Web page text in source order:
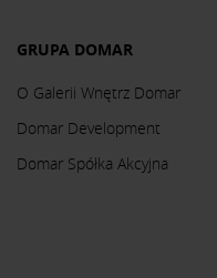
GRUPA DOMAR
O Galerii Wnętrz Domar
Domar Development
Domar Spółka Akcyjna